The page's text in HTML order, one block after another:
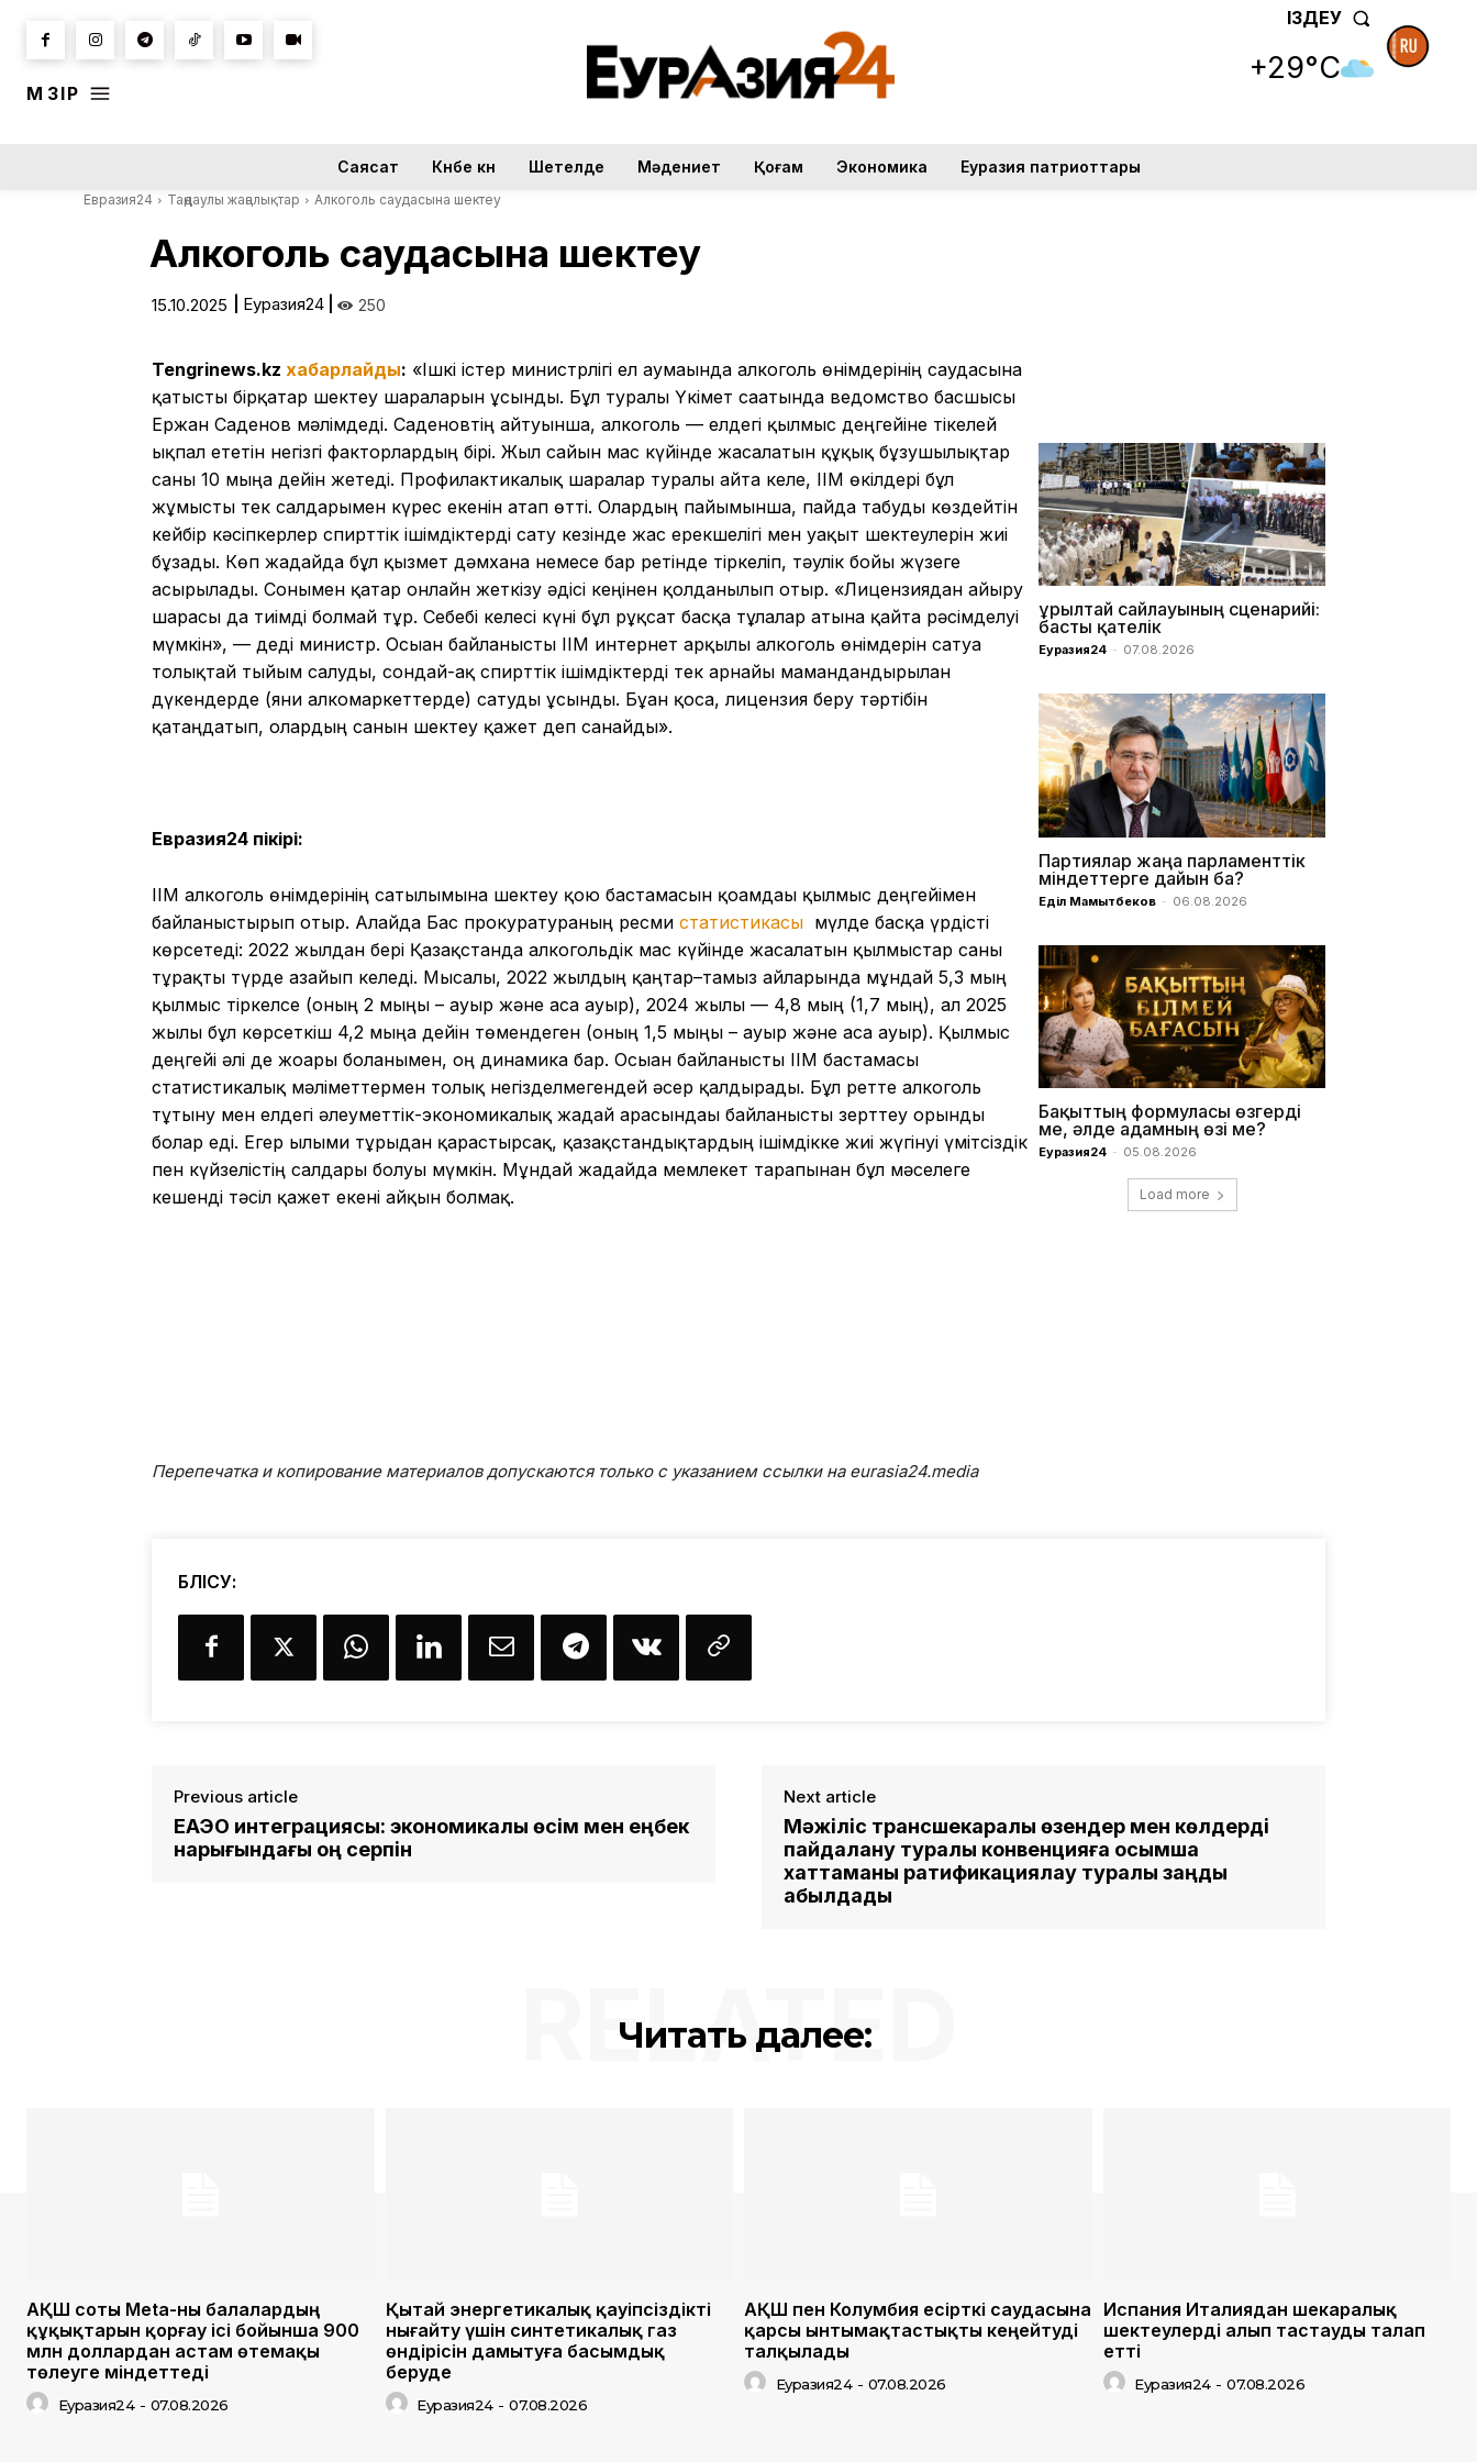
МӘЗІР
ІЗДЕУ
+29°C
Саясат Күнбе күн Шетелде Мәдениет Қоғам Экономика Еуразия патриоттары
Евразия24 Таңдаулы жаңалықтар Алкоголь саудасына шектеу
Алкоголь саудасына шектеу
15.10.2025 Еуразия24 250
Tengrinews.kz хабарлайды: «Ішкі істер министрлігі ел аумағында алкоголь өнімдерінің саудасына
қатысты бірқатар шектеу шараларын ұсынды. Бұл туралы Үкімет сағатында ведомство басшысы
Ержан Саденов мәлімдеді. Саденовтің айтуынша, алкоголь — елдегі қылмыс деңгейіне тікелей
ықпал ететін негізгі факторлардың бірі. Жыл сайын мас күйінде жасалатын құқық бұзушылықтар
саны 10 мыңға дейін жетеді. Профилактикалық шаралар туралы айта келе, ІІМ өкілдері бұл
жұмысты тек салдарымен күрес екенін атап өтті. Олардың пайымынша, пайда табуды көздейтін
кейбір кәсіпкерлер спирттік ішімдіктерді сату кезінде жас ерекшелігі мен уақыт шектеулерін жиі
бұзады. Көп жағдайда бұл қызмет дәмхана немесе бар ретінде тіркеліп, тәулік бойы жүзеге
асырылады. Сонымен қатар онлайн жеткізу әдісі кеңінен қолданылып отыр. «Лицензиядан айыру
шарасы да тиімді болмай тұр. Себебі келесі күні бұл рұқсат басқа тұлғалар атына қайта рәсімделуі
мүмкін», — деді министр. Осыған байланысты ІІМ интернет арқылы алкоголь өнімдерін сатуға
толықтай тыйым салуды, сондай-ақ спирттік ішімдіктерді тек арнайы мамандандырылған
дүкендерде (яғни алкомаркеттерде) сатуды ұсынды. Бұған қоса, лицензия беру тәртібін
қатаңдатып, олардың санын шектеу қажет деп санайды».
Евразия24 пікірі:
ІІМ алкоголь өнімдерінің сатылымына шектеу қою бастамасын қоғамдағы қылмыс деңгейімен
байланыстырып отыр. Алайда Бас прокуратураның ресми статистикасы мүлде басқа үрдісті
көрсетеді: 2022 жылдан бері Қазақстанда алкогольдік мас күйінде жасалатын қылмыстар саны
тұрақты түрде азайып келеді. Мысалы, 2022 жылдың қаңтар–тамыз айларында мұндай 5,3 мың
қылмыс тіркелсе (оның 2 мыңы – ауыр және аса ауыр), 2024 жылы — 4,8 мың (1,7 мың), ал 2025
жылы бұл көрсеткіш 4,2 мыңға дейін төмендеген (оның 1,5 мыңы – ауыр және аса ауыр). Қылмыс
деңгейі әлі де жоғары болғанымен, оң динамика бар. Осыған байланысты ІІМ бастамасы
статистикалық мәліметтермен толық негізделмегендей әсер қалдырады. Бұл ретте алкоголь
тұтыну мен елдегі әлеуметтік-экономикалық жағдай арасындағы байланысты зерттеу орынды
болар еді. Егер ғылыми тұрғыдан қарастырсақ, қазақстандықтардың ішімдікке жиі жүгінуі үмітсіздік
пен күйзелістің салдары болуы мүмкін. Мұндай жағдайда мемлекет тарапынан бұл мәселеге
кешенді тәсіл қажет екені айқын болмақ.
Құрылтай сайлауының сценарийі:
басты қателік
Еуразия24 - 07.08.2026
Партиялар жаңа парламенттік
міндеттерге дайын ба?
Еділ Мамытбеков - 06.08.2026
Бақыттың формуласы өзгерді
ме, әлде адамның өзі ме?
Еуразия24 - 05.08.2026
Load more
Перепечатка и копирование материалов допускаются только с указанием ссылки на eurasia24.media
БӨЛІСУ:
Previous article
ЕАЭО интеграциясы: экономикалық өсім мен еңбек
нарығындағы оң серпін
Next article
Мәжіліс трансшекаралық өзендер мен көлдерді
пайдалану туралы конвенцияға қосымша
хаттаманы ратификациялау туралы заңды
қабылдады
Читать далее:
RELATED
АҚШ соты Meta-ны балалардың
құқықтарын қорғау ісі бойынша 900
млн доллардан астам өтемақы
төлеуге міндеттеді
Еуразия24 - 07.08.2026
Қытай энергетикалық қауіпсіздікті
нығайту үшін синтетикалық газ
өндірісін дамытуға басымдық
беруде
Еуразия24 - 07.08.2026
АҚШ пен Колумбия есірткі саудасына
қарсы ынтымақтастықты кеңейтуді
талқылады
Еуразия24 - 07.08.2026
Испания Италиядан шекаралық
шектеулерді алып тастауды талап
етті
Еуразия24 - 07.08.2026